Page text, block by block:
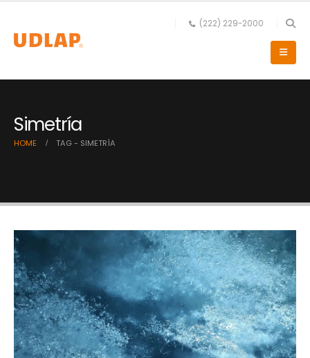
(222) 229-2000
Simetría
HOME TAG - SIMETRÍA